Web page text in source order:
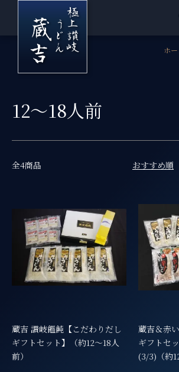
ホ
12〜18人前
全4商品 おすすめ順
蔵吉 讃岐饂飩【こだわりだし
ギフトセット】（約12～18人
前）
蔵吉＆赤
ギフトセ
(3/3)（約